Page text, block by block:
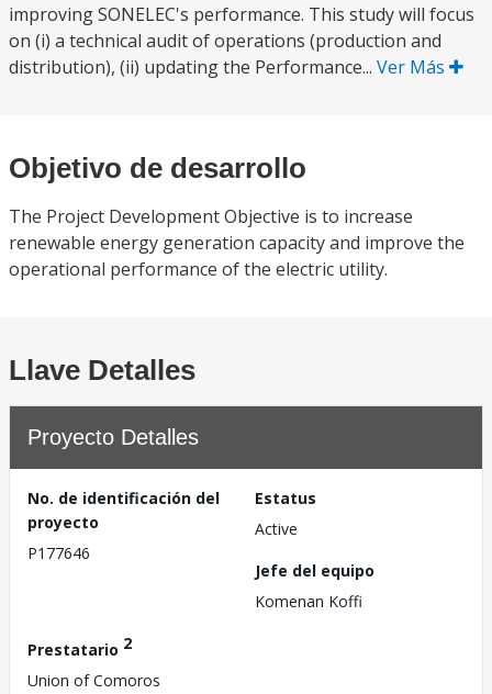
improving SONELEC's performance. This study will focus
on (i) a technical audit of operations (production and
distribution), (ii) updating the Performance... Ver Más
Objetivo de desarrollo
The Project Development Objective is to increase
renewable energy generation capacity and improve the
operational performance of the electric utility.
Llave Detalles
Proyecto Detalles
No. de identificación del
proyecto
P177646
Estatus
Active
Jefe del equipo
Komenan Koffi
Prestatario 2
Union of Comoros